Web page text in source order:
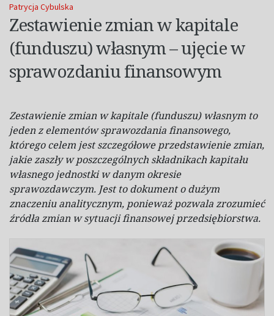
Patrycja Cybulska
Zestawienie zmian w kapitale
(funduszu) własnym – ujęcie w
sprawozdaniu finansowym
Zestawienie zmian wkapitale (funduszu) własnym to
jeden z elementów sprawozdania finansowego,
którego celem jest szczegółowe przedstawienie zmian,
jakie zaszły w poszczególnych składnikach kapitału
własnego jednostki w danym okresie
sprawozdawczym. Jest to dokument o dużym
znaczeniu analitycznym, ponieważ pozwala zrozumieć
źródła zmian w sytuacji finansowej przedsiębiorstwa.